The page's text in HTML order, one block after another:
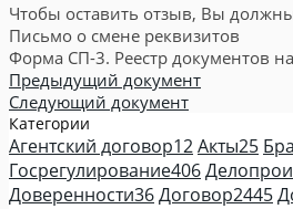
Чтобы оставить отзыв, Вы
Письмо о смене реквизитов
Форма СП-3. Реестр документов
Предыдущий документ
Следующий документ
Категории
Агентский договор12Акты25
Госрегулирование406
Доверенности36Договор2445